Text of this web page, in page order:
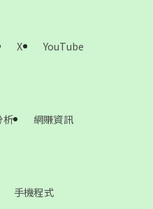
X
YouTube
析
網賺資訊
手機程式